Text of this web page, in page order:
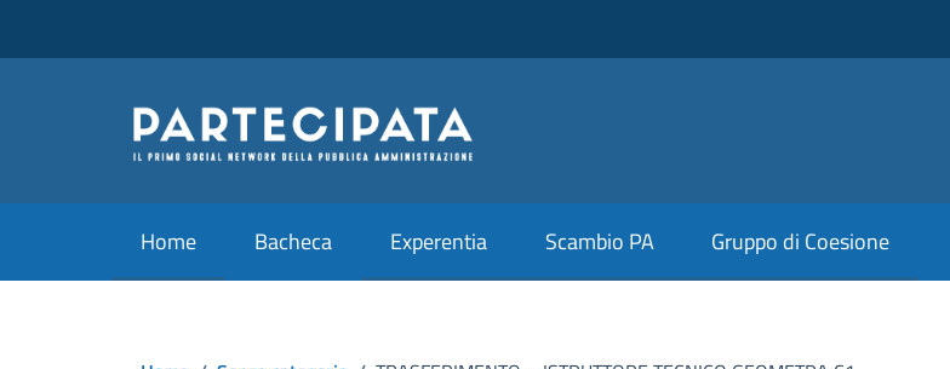
Home Bacheca Experentia Scambio PA Gruppo di Coesione